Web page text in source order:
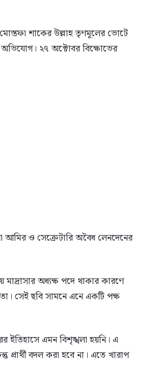
মোস্তফা শাকের উল্লাহ তৃণমূলের ভোটে
অভিযোগ। ২৭ অক্টোবর বিক্ষোভের
আমির ও সেক্রেটারি অবৈধ লেনদেনের
অধ্যক্ষ পদে থাকার কারণে
সেই ছবি সামনে এনে একটি পক্ষ
ইতিহাসে এমন বিশৃঙ্খলা হয়নি। এ
বদল করা হবে না। এতে খারাপ